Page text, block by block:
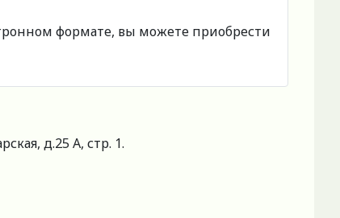
формате, вы можете приобрести
д.25 А, стр. 1.